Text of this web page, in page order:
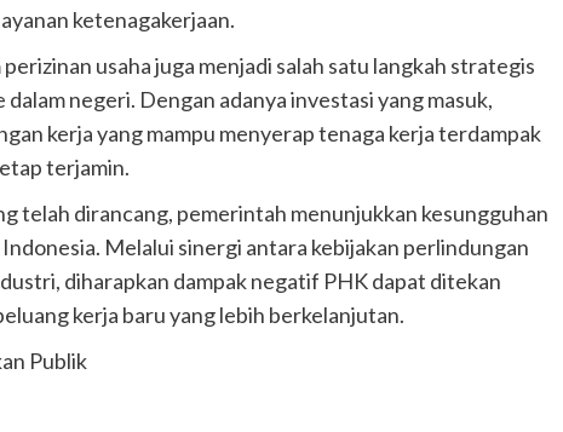
ketenagakerjaan.
usaha juga menjadi salah satu langkah strategis
negeri. Dengan adanya investasi yang masuk,
kerja yang mampu menyerap tenaga kerja terdampak
terjamin.
telah dirancang, pemerintah menunjukkan kesungguhan
Melalui sinergi antara kebijakan perlindungan
diharapkan dampak negatif PHK dapat ditekan
kerja baru yang lebih berkelanjutan.
Publik